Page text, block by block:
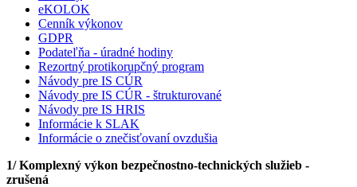
eKOLOK
Cenník výkonov
GDPR
Podateľňa - úradné hodiny
Rezortný protikorupčný program
Návody pre IS CÚR
Návody pre IS CÚR - štrukturované
Návody pre IS HRIS
Informácie k SLAK
Informácie o znečisťovaní ovzdušia
1/Komplexný výkon bezpečnostno-technických služieb -
zrušená